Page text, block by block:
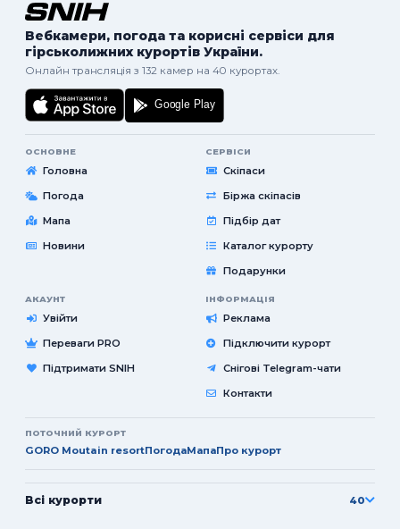
Вебкамери, погода та корисні сервіси для
гірськолижних курортів України.
Онлайн трансляція з 132 камер на 40 курортах.
ОСНОВНЕ
Головна
Погода
Мапа
Новини
СЕРВІСИ
Скіпаси
Біржа скіпасів
Підбір дат
Каталог курорту
Подарунки
АКАУНТ
Увійти
Переваги PRO
Підтримати SNIH
ІНФОРМАЦІЯ
Реклама
Підключити курорт
Снігові Telegram-чати
Контакти
ПОТОЧНИЙ КУРОРТ
GORO Moutain resortПогодаМапаПро курорт
Всі курорти 40